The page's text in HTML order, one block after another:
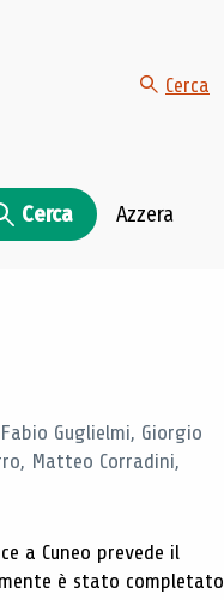
Cerca
Cerca Azzera
Guglielmi, Giorgio
Matteo Corradini,
a Cuneo prevede il
è stato completato